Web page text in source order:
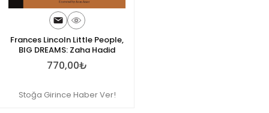
Frances Lincoln Little People,
BIG DREAMS: Zaha Hadid
770,00₺
Stoğa Girince Haber Ver!